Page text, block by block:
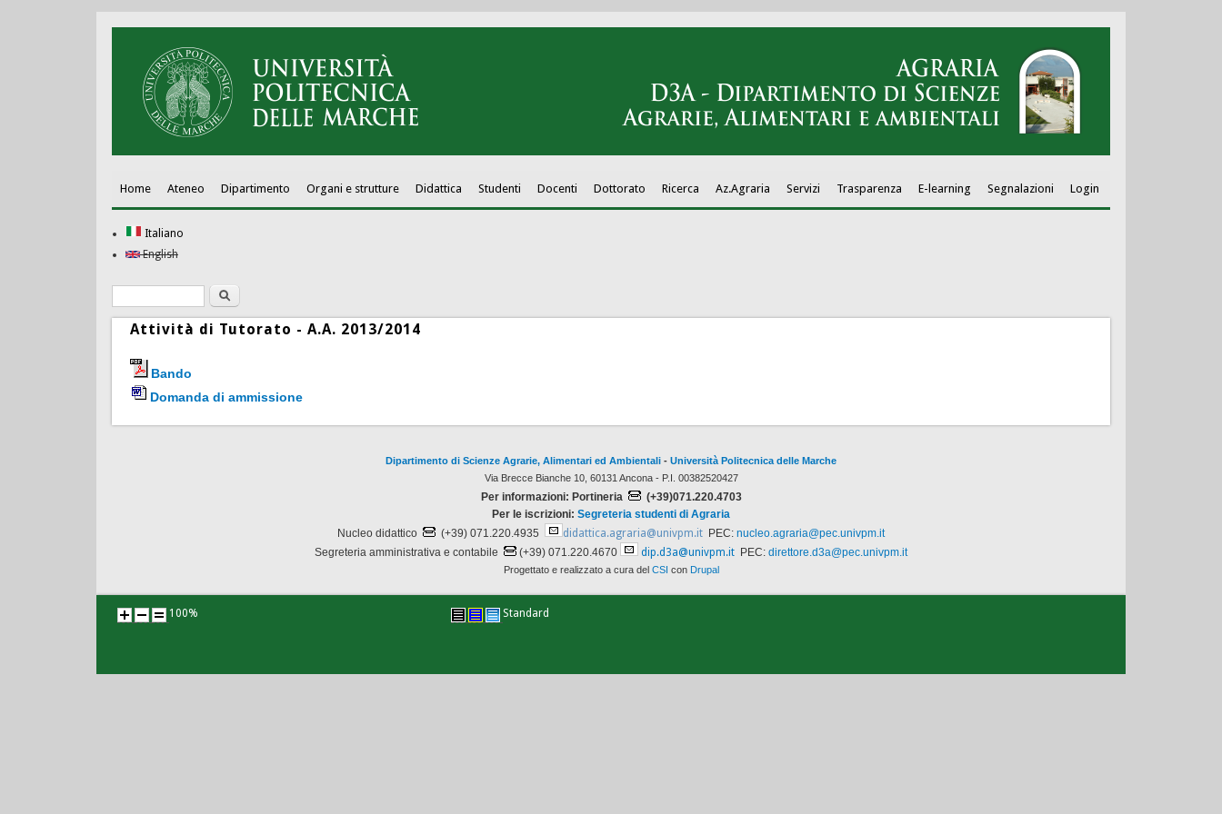
Home Ateneo Dipartimento Organi e strutture Didattica Studenti Docenti Dottorato Ricerca Az.Agraria Servizi Trasparenza E-learning Segnalazioni Login
Italiano
English
Form di ricerca
Ricerca
Attività di Tutorato - A.A. 2013/2014
Bando
Domanda di ammissione
Dipartimento di Scienze Agrarie, Alimentari ed Ambientali - Università Politecnica delle Marche
Via Brecce Bianche 10, 60131 Ancona - P.I. 00382520427
Per informazioni: Portineria
(+39)071.220.4703
Per le iscrizioni: Segreteria studenti di Agraria
Nucleo didattico
(+39) 071.220.4935 didattica.agraria@univpm.it PEC: nucleo.agraria@pec.univpm.it
Segreteria amministrativa e contabile
(+39) 071.220.4670 dip.d3a@univpm.it PEC: direttore.d3a@pec.univpm.it
Progettato e realizzato a cura del CSI con Drupal
100% Standard